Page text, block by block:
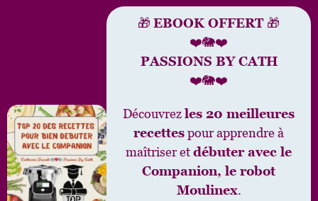
🎁EBOOK OFFERT 🎁
❤️🐘❤️
PASSIONS BY CATH
❤️🐘❤️
Découvrezles 20 meilleures
recettespour apprendre à
maîtriser etdébuter avec le
Companion, le robot
Moulinex.